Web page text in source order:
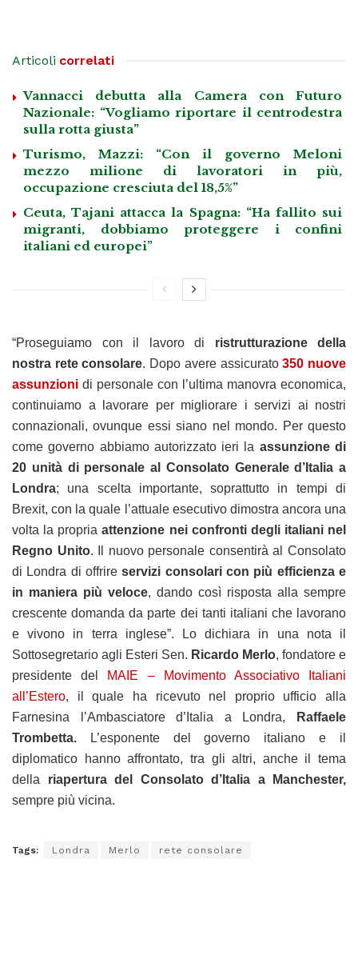
Articoli correlati
Vannacci debutta alla Camera con Futuro
Nazionale: “Vogliamo riportare il centrodestra
sulla rotta giusta”
Turismo, Mazzi: “Con il governo Meloni
mezzo milione di lavoratori in più,
occupazione cresciuta del 18,5%”
Ceuta, Tajani attacca la Spagna: “Ha fallito sui
migranti, dobbiamo proteggere i confini
italiani ed europei”
“Proseguiamo con il lavoro di ristrutturazione della
nostra rete consolare. Dopo avere assicurato350 nuove
assunzioni di personale con l’ultima manovra economica,
continuiamo a lavorare per migliorare i servizi ai nostri
connazionali, ovunque essi siano nel mondo. Per questo
come governo abbiamo autorizzato ieri la assunzione di
20 unità di personale al Consolato Generale d’Italia a
Londra; una scelta importante, soprattutto in tempi di
Brexit, con la quale l’attuale esecutivo dimostra ancora una
volta la propriaattenzione nei confronti degli italiani nel
Regno Unito. Il nuovo personale consentirà al Consolato
di Londra di offrireservizi consolari con più efficienza e
in maniera più veloce, dando così risposta alla sempre
crescente domanda da parte dei tanti italiani che lavorano
e vivono in terra inglese”. Lo dichiara in una nota il
Sottosegretario agli Esteri Sen. Ricardo Merlo, fondatore e
presidente del MAIE – Movimento Associativo Italiani
all’Estero, il quale ha ricevuto nel proprio ufficio alla
Farnesina l’Ambasciatore d’Italia a Londra,
Raffaele
Trombetta. L’esponente del governo italiano e il
diplomatico hanno affrontato, tra gli altri, anche il tema
della riapertura del Consolato d’Italia a Manchester,
sempre più vicina.
Tags: Londra Merlo rete consolare